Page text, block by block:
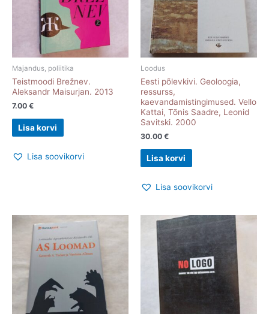
Majandus, poliitika
Teistmoodi Brežnev.
Aleksandr Maisurjan. 2013
7.00 €
Lisa korvi
Lisa soovikorvi
Loodus
Eesti põlevkivi. Geoloogia,
ressurss,
kaevandamistingimused. Vello
Kattai, Tõnis Saadre, Leonid
Savitski. 2000
30.00 €
Lisa korvi
Lisa soovikorvi